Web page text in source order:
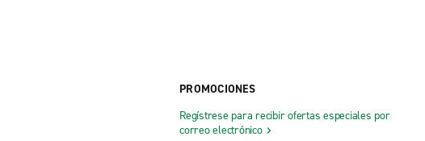
PROMOCIONES
Regístrese para recibir ofertas especiales por
correo electrónico